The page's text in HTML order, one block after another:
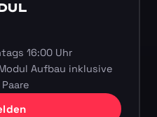
16:00 Uhr
Aufbau inklusive